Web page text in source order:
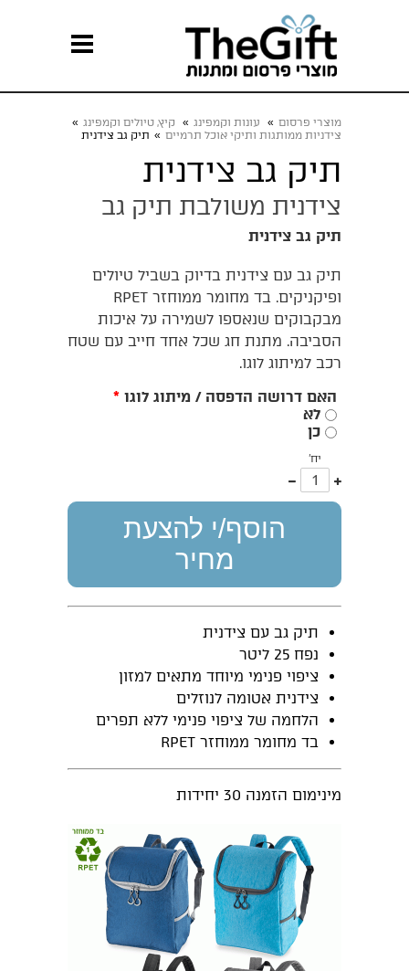
מוצרי פרסום » עונות וקמפינג » קיץ, טיולים וקמפינג »
צידניות ממותגות ותיקי אוכל תרמיים » תיק גב צידנית
תיק גב צידנית
צידנית משולבת תיק גב
תיק גב צידנית
תיק גב עם צידנית בדיוק בשביל טיולים
ופיקניקים. בד מחומר ממוחזר RPET
מבקבוקים שנאספו לשמירה על איכות
הסביבה. מתנת חג שכל אחד חייב עם שטח
רכב למיתוג לוגו.
האם דרושה הדפסה / מיתוג לוגו *
לא
כן
יח'
עוד
אחד
הוסף/י להצעת
מחיר
תיק גב עם צידנית
נפח 25 ליטר
ציפוי פנימי מיוחד מתאים למזון
צידנית אטומה לנוזלים
הלחמה של ציפוי פנימי ללא תפרים
בד מחומר ממוחזר RPET
מינימום הזמנה 30 יחידות